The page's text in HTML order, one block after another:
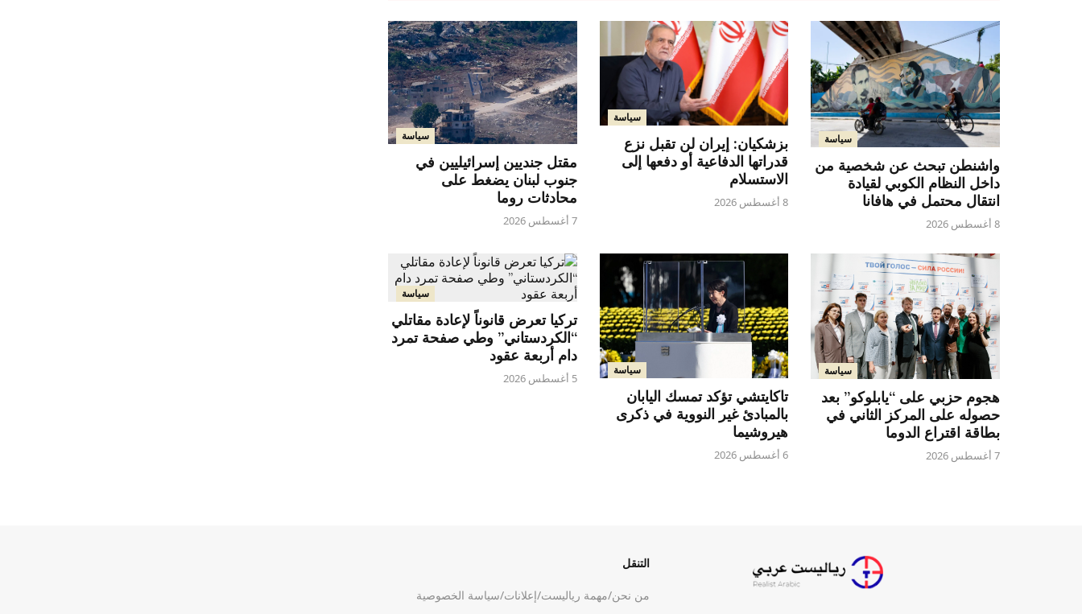
سياسة
واشنطن تبحث عن شخصية من
داخل النظام الكوبي لقيادة
انتقال محتمل في هافانا
8 أغسطس 2026
سياسة
بزشكيان: إيران لن تقبل نزع
قدراتها الدفاعية أو دفعها إلى
الاستسلام
8 أغسطس 2026
سياسة
مقتل جنديين إسرائيليين في
جنوب لبنان يضغط على
محادثات روما
7 أغسطس 2026
سياسة
هجوم حزبي على “يابلوكو” بعد
حصوله على المركز الثاني في
بطاقة اقتراع الدوما
7 أغسطس 2026
سياسة
تاكايتشي تؤكد تمسك اليابان
بالمبادئ غير النووية في ذكرى
هيروشيما
6 أغسطس 2026
سياسة
تركيا تعرض قانوناً لإعادة مقاتلي
“الكردستاني” وطي صفحة تمرد
دام أربعة عقود
5 أغسطس 2026
التنقل
من نحن/مهمة رياليست/إعلانات/سياسة الخصوصية